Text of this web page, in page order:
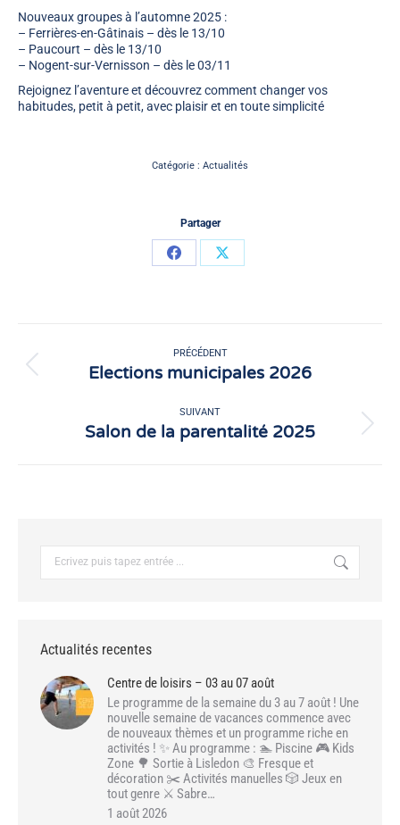
Nouveaux groupes à l’automne 2025 :
– Ferrières-en-Gâtinais – dès le 13/10
– Paucourt – dès le 13/10
– Nogent-sur-Vernisson – dès le 03/11
Rejoignez l’aventure et découvrez comment changer vos
habitudes, petit à petit, avec plaisir et en toute simplicité
Catégorie : Actualités
Partager
PartagerPartager
article
PRÉCÉDENT
Article
précédent
Elections municipales 2026
SUIVANT
Article
Salon de la parentalité 2025
Actualités recentes
Centre de loisirs – 03 au 07 août
Le programme de la semaine du 3 au 7 août ! Une
nouvelle semaine de vacances commence avec
de nouveaux thèmes et un programme riche en
activités ! ✨ Au programme : 🏊 Piscine 🎮 Kids
Zone 🌳 Sortie à Lisledon 🎨 Fresque et
décoration ✂️ Activités manuelles 🎲 Jeux en
tout genre ⚔️ Sabre…
1 août 2026